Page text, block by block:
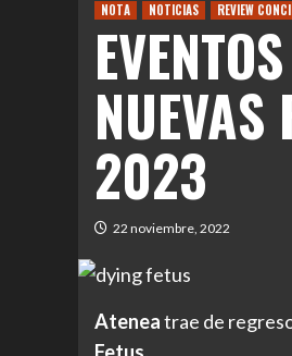
NOTA NOTICIAS REVIEW
NUEVAS
2023
22 noviembre, 2022
Ateneatrae de